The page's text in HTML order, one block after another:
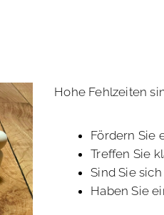
Hohe Fehlzeiten
Fördern Sie
Treffen Sie
Sind Sie
Haben Sie